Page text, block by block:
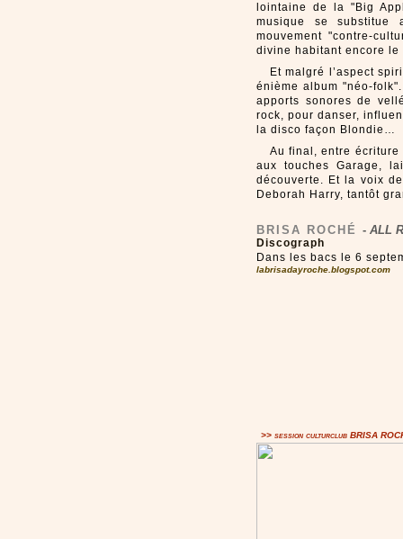
lointaine de la "Big
musique se substitue
mouvement "contre-
divine habitant encore
Et malgré l’aspect
énième album "néo-
apports sonores de
rock, pour danser,
la disco façon Blondie…
Au final, entre écriture
aux touches Garage,
découverte. Et la voix
Deborah Harry, tantôt
BRISA ROCHÉ - ALL
Discograph
Dans les bacs le 6
labrisadayroche.blogspot.com
>> session culturclub BRISA